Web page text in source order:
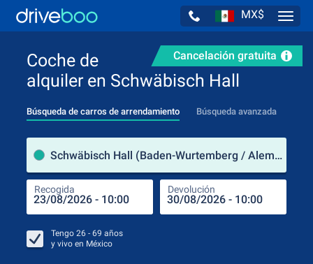
MX$
Cancelación gratuita
Coche de
alquiler en Schwäbisch Hall
Búsqueda de carros de arrendamiento Búsqueda avanzada
Schwäbisch Hall (Baden-Wurtemberg / Alemania)
Recogida Devolución
Tengo 26 - 69 años
y vivo en México